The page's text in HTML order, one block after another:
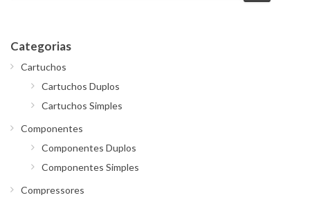
Categorias
Cartuchos
Cartuchos Duplos
Cartuchos Simples
Componentes
Componentes Duplos
Componentes Simples
Compressores